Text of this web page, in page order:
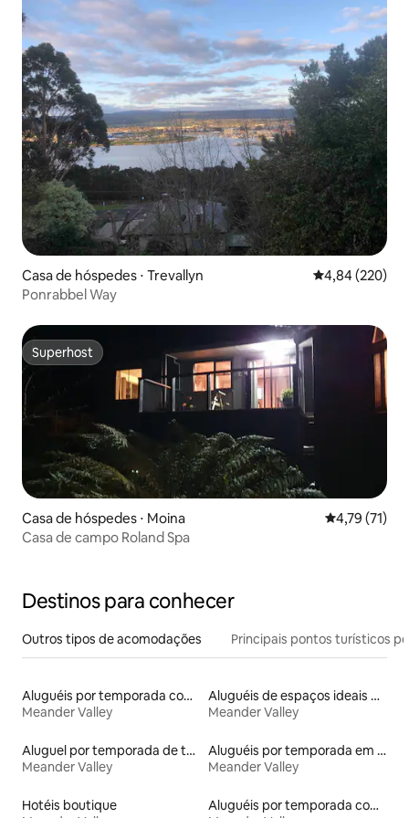
Casa de hóspedes ⋅ Trevallyn 4,84 de uma
4,84 (220)
Ponrabbel Way
Superhost
Superhost
Casa de hóspedes ⋅ Moina 4,79 de uma
4,79 (71)
Casa de campo Roland Spa
Destinos para conhecer
Outros tipos de acomodações Principais pontos turísticos
Aluguéis por temporada com acesso ao lago
Meander Valley
Aluguéis de espaços ideais para famílias
Meander Valley
Aluguel por temporada de townhouses
Meander Valley
Aluguéis por temporada em hotéis-fazenda
Meander Valley
Hotéis boutique
Aluguéis por temporada com banheira de hidromassagem